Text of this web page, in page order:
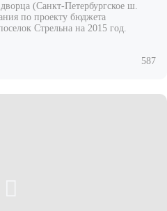
(Санкт-Петербургское ш.
по проекту бюджета
Стрельна на 2015 год.
587